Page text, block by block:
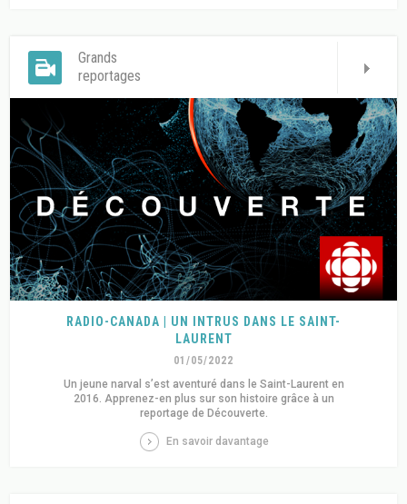
Grands
reportages
RADIO-CANADA | UN INTRUS DANS LE SAINT-
LAURENT
01/05/2022
Un jeune narval s’est aventuré dans le Saint-Laurent en
2016. Apprenez-en plus sur son histoire grâce à un
reportage de Découverte.
En savoir davantage